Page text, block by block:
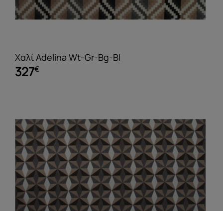
Χαλί Adelina Wt-Gr-Bg-Bl
327€